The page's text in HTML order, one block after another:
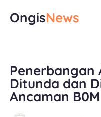
OngisNews
Penerbangan
Ditunda dan
Ancaman B0M